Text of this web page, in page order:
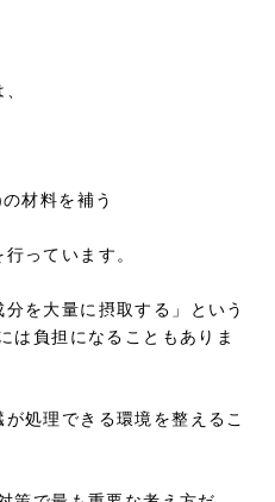
材料を補う
っています。
を大量に摂取する」という
は負担になることもありま
処理できる環境を整えるこ